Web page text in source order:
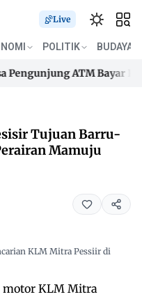
Live
POLITIK BUDAYA
ATM Bayar
Tujuan Barru-
Mamuju
KLM Mitra Pessiir di
motor KLM Mitra